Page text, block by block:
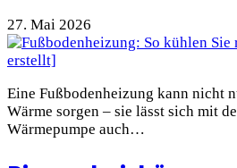
27. Mai 2026
Eine Fußbodenheizung kann nicht
Wärme sorgen – sie lässt sich mit
Wärmepumpe auch…